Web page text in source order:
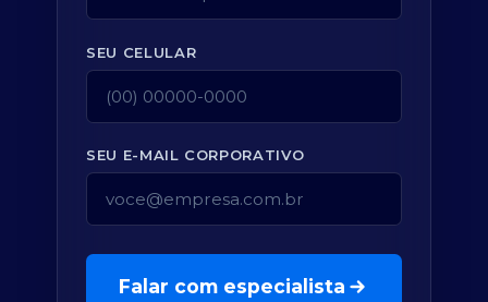
SEU CELULAR
SEU E-MAIL CORPORATIVO
Falar com especialista